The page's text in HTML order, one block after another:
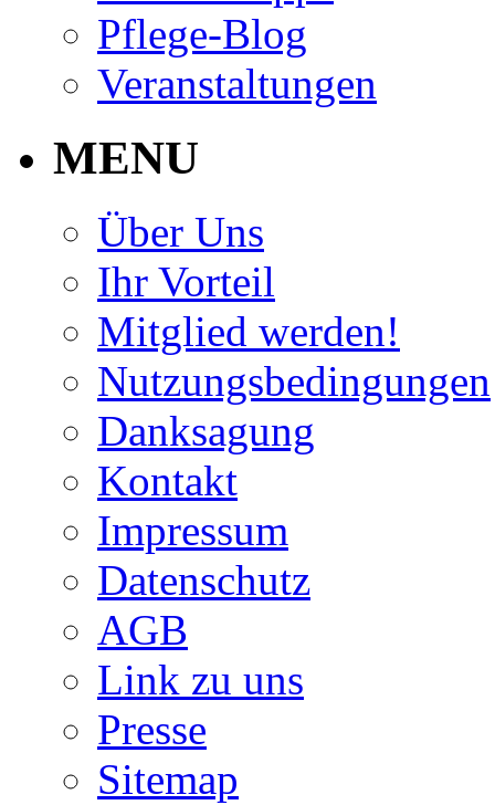
Pflege-Blog
Veranstaltungen
MENU
Über Uns
Ihr Vorteil
Mitglied werden!
Nutzungsbedingungen
Danksagung
Kontakt
Impressum
Datenschutz
AGB
Link zu uns
Presse
Sitemap